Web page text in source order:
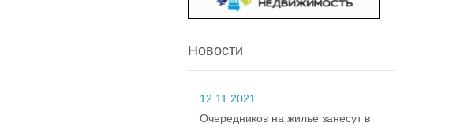
Новости
12.11.2021
Очередников на жилье занесут в